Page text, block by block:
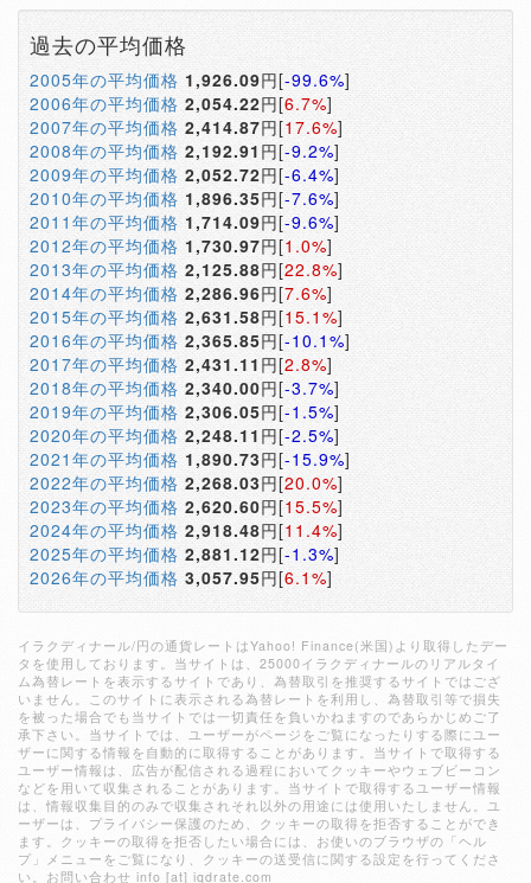
過去の平均価格
2005年の平均価格 1,926.09円[-99.6%]
2006年の平均価格 2,054.22円[6.7%]
2007年の平均価格 2,414.87円[17.6%]
2008年の平均価格 2,192.91 円[-9.2%]
2009年の平均価格 2,052.72円[-6.4%]
2010年の平均価格 1,896.35円[-7.6%]
2011年の平均価格 1,714.09円[-9.6%]
2012年の平均価格 1,730.97円[1.0%]
2013年の平均価格 2,125.88円[22.8%]
2014年の平均価格 2,286.96円[7.6%]
2015年の平均価格 2,631.58円[15.1%]
2016年の平均価格 2,365.85円[-10.1%]
2017年の平均価格 2,431.11 円[2.8%]
2018年の平均価格 2,340.00円[-3.7%]
2019年の平均価格 2,306.05円[-1.5%]
2020年の平均価格 2,248.11 円[-2.5%]
2021年の平均価格 1,890.73円[-15.9%]
2022年の平均価格 2,268.03円[20.0%]
2023年の平均価格 2,620.60円[15.5%]
2024年の平均価格 2,918.48円[11.4%]
2025年の平均価格 2,881.12円[-1.3%]
2026年の平均価格 3,057.95円[6.1%]
イラクディナール/円の通貨レートはYahoo! Finance(米国)より取得したデー
タを使用しております。当サイトは、25000イラクディナールのリアルタイ
ム為替レートを表示するサイトであり、為替取引を推奨するサイトではござ
いません。このサイトに表示される為替レートを利用し、為替取引等で損失
を被った場合でも当サイトでは一切責任を負いかねますのであらかじめご了
承下さい。当サイトでは、ユーザーがページをご覧になったりする際にユー
ザーに関する情報を自動的に取得することがあります。当サイトで取得する
ユーザー情報は、広告が配信される過程においてクッキーやウェブビーコン
などを用いて収集されることがあります。当サイトで取得するユーザー情報
は、情報収集目的のみで収集されそれ以外の用途には使用いたしません。ユ
ーザーは、プライバシー保護のため、クッキーの取得を拒否することができ
ます。クッキーの取得を拒否したい場合には、お使いのブラウザの「ヘル
プ」メニューをご覧になり、クッキーの送受信に関する設定を行ってくださ
い。お問い合わせ info [at] iqdrate.com